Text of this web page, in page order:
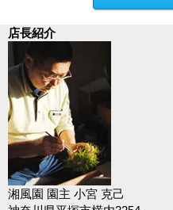
店長紹介
湘風園 園主 小宮 克己